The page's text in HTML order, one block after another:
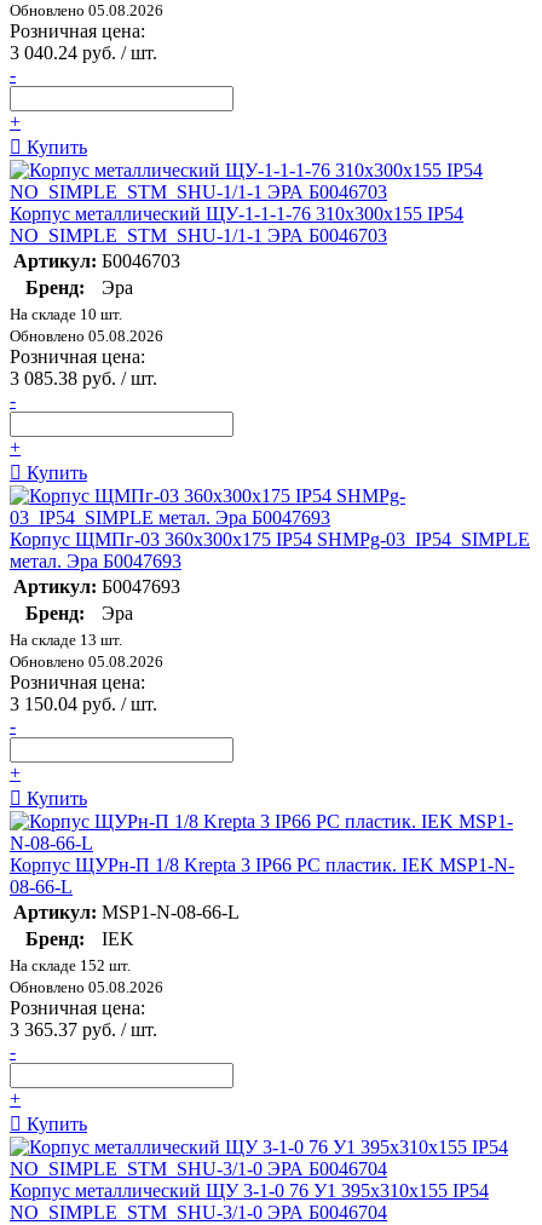
Обновлено 05.08.2026
Розничная цена:
3 040.24 руб. / шт.
-
+
Купить
Корпус металлический ЩУ-1-1-1-76 310x300x155 IP54
NO_SIMPLE_STM_SHU-1/1-1 ЭРА Б0046703
Артикул: Б0046703
Бренд:
Эра
На складе 10 шт.
Обновлено 05.08.2026
Розничная цена:
3 085.38 руб. / шт.
-
+
Купить
Корпус ЩМПг-03 360x300x175 IP54 SHMPg-03_IP54_SIMPLE
метал. Эра Б0047693
Артикул: Б0047693
Бренд:
Эра
На складе 13 шт.
Обновлено 05.08.2026
Розничная цена:
3 150.04 руб. / шт.
-
+
Купить
Корпус ЩУРн-П 1/8 Krepta 3 IP66 PC пластик. IEK MSP1-N-
08-66-L
Артикул: MSP1-N-08-66-L
Бренд:
IEK
На складе 152 шт.
Обновлено 05.08.2026
Розничная цена:
3 365.37 руб. / шт.
-
+
Купить
Корпус металлический ЩУ 3-1-0 76 У1 395x310x155 IP54
NO_SIMPLE_STM_SHU-3/1-0 ЭРА Б0046704